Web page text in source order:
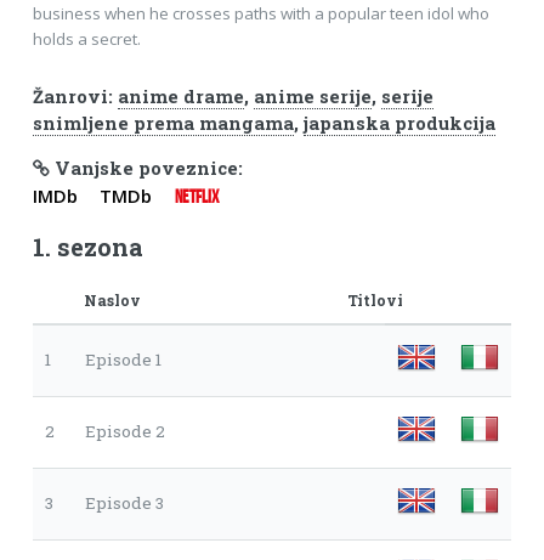
business when he crosses paths with a popular teen idol who
holds a secret.
Žanrovi: anime drame, anime serije, serije
snimljene prema mangama, japanska produkcija
Vanjske poveznice:
IMDb TMDb NETFLIX
1. sezona
Naslov Titlovi
1 Episode 1
2 Episode 2
3 Episode 3